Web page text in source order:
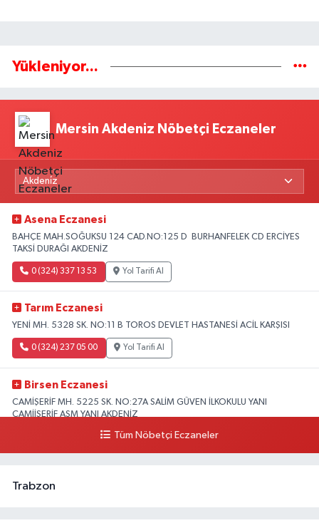
Yükleniyor...
Mersin Akdeniz Nöbetçi Eczaneler
Asena Eczanesi
BAHÇE MAH.SOĞUKSU 124 CAD.NO:125 D BURHANFELEK CD ERCİYES
TAKSİ DURAĞI AKDENİZ
0 (324) 337 13 53 Yol Tarifi Al
Tarım Eczanesi
YENİ MH. 5328 SK. NO:11 B TOROS DEVLET HASTANESİ ACİL KARŞISI
0 (324) 237 05 00 Yol Tarifi Al
Birsen Eczanesi
CAMİŞERİF MH. 5225 SK. NO:27A SALİM GÜVEN İLKOKULU YANI
CAMİİŞERİF ASM YANI AKDENİZ
Yol Tarifi Al
Tüm Nöbetçi Eczaneler
Trabzon